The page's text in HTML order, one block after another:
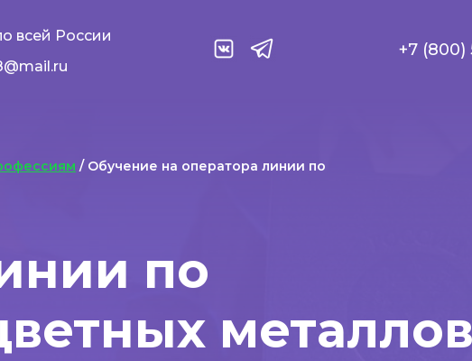
всей России
+7 (800)
по
металлов
/ Обучение на оператора линии по